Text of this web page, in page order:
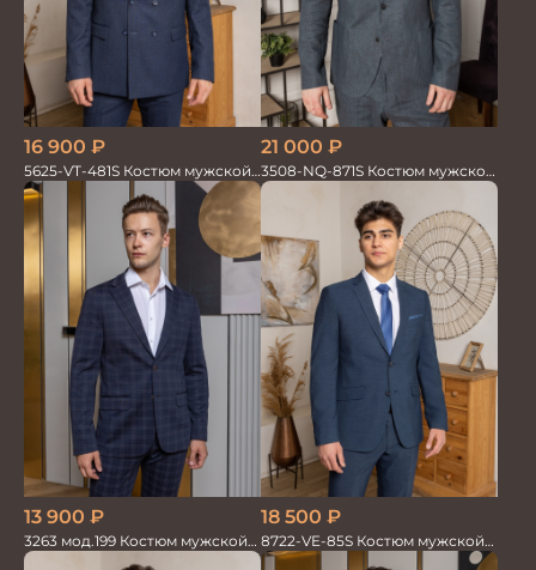
16 900 ₽
5625-VT-481S Костюм мужской
двойка
21 000 ₽
3508-NQ-871S Костюм мужской
двойка со льном в елочку
13 900 ₽
3263 мод.199 Костюм мужской
трикотажный т.син в клетку
18 500 ₽
8722-VE-85S Костюм мужской
двойка